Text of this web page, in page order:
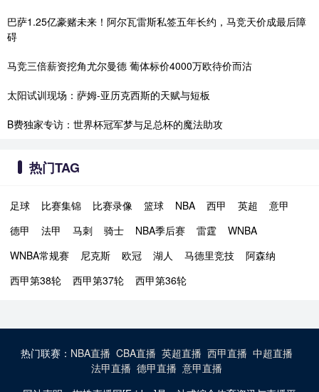
巴萨1.25亿豪赌未来！阿尔瓦雷斯私签五年长约，马竞天价成最后障
碍
马竞三倍薪资挖角尤尔曼德 葡体标价4000万欧待价而沽
太阳试训现场：萨姆-亚历克西斯的天赋与短板
B费独家专访：世界杯冠军梦与足总杯的魔法助攻
热门TAG
足球 比赛集锦 比赛录像 篮球 NBA 西甲 英超
意甲
德甲
法甲 马刺 骑士 NBA季后赛 雷霆
WNBA
WNBA常规赛
尼克斯 欧冠 湖人 马德里竞技
阿森纳
西甲第38轮
西甲第37轮 西甲第36轮
热门联赛： NBA直播 CBA直播 英超直播 西甲直播 中超直播
法甲直播 德甲直播 意甲直播